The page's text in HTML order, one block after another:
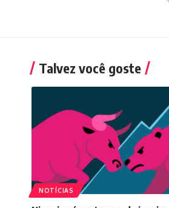
Talvez você goste
NOTÍCIAS